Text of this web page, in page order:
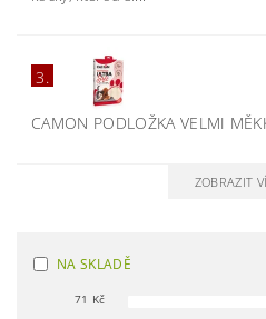
3.
CAMON PODLOŽKA VELMI
ZOBRAZIT
NA SKLADĚ
71 Kč